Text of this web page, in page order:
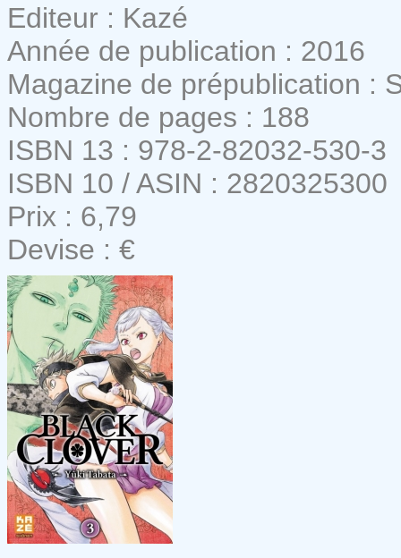
Editeur : Kazé
Année de publication : 2016
Magazine de prépublication :
Nombre de pages : 188
ISBN 13 : 978-2-82032-530-3
ISBN 10 / ASIN : 2820325300
Prix : 6,79
Devise : €